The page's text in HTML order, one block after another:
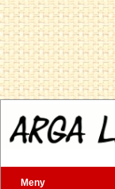
Meny